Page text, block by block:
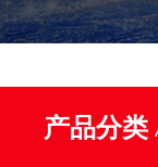
产品分类